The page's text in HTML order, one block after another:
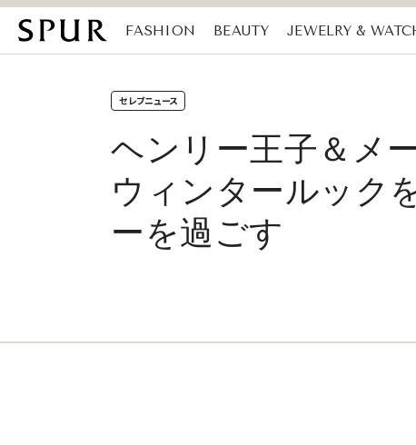
FASHION BEAUTY JEWELRY &
セレブニュース
ヘンリー王子＆メ
ウィンタールック
ーを過ごす